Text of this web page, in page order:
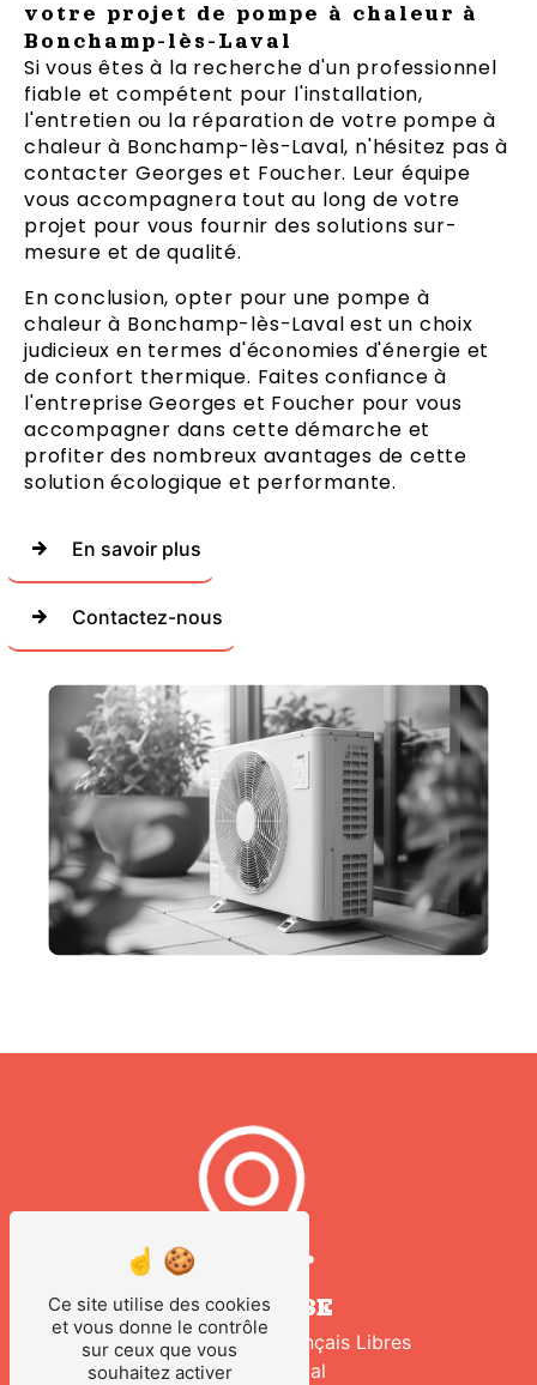
votre projet de pompe à chaleur à
Bonchamp-lès-Laval
Si vous êtes à la recherche d'un professionnel
fiable et compétent pour l'installation,
l'entretien ou la réparation de votre pompe à
chaleur à Bonchamp-lès-Laval, n'hésitez pas à
contacter Georges et Foucher. Leur équipe
vous accompagnera tout au long de votre
projet pour vous fournir des solutions sur-
mesure et de qualité.
En conclusion, opter pour une pompe à
chaleur à Bonchamp-lès-Laval est un choix
judicieux en termes d'économies d'énergie et
de confort thermique. Faites confiance à
l'entreprise Georges et Foucher pour vous
accompagner dans cette démarche et
profiter des nombreux avantages de cette
solution écologique et performante.
En savoir plus
Contactez-nous
ADRESSE
210 Avenue des Français Libres
53000 Laval
Ce site utilise des cookies
et vous donne le contrôle
sur ceux que vous
souhaitez activer